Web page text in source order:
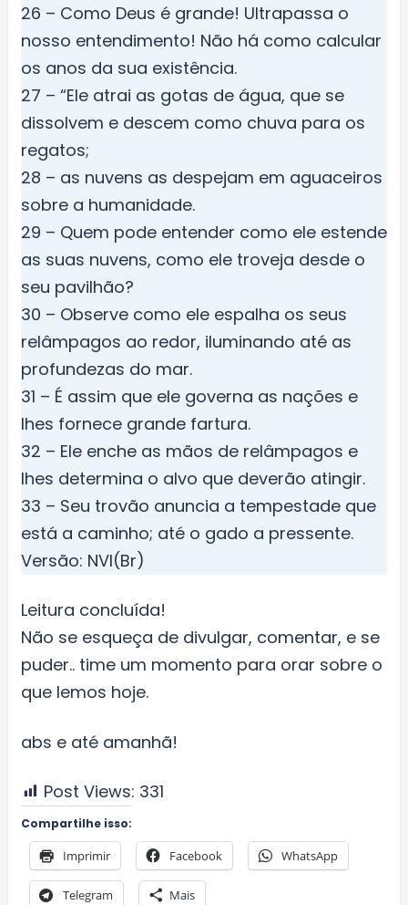
26 – Como Deus é grande! Ultrapassa o
nosso entendimento! Não há como calcular
os anos da sua existência.
27 – “Ele atrai as gotas de água, que se
dissolvem e descem como chuva para os
regatos;
28 – as nuvens as despejam em aguaceiros
sobre a humanidade.
29 – Quem pode entender como ele estende
as suas nuvens, como ele troveja desde o
seu pavilhão?
30 – Observe como ele espalha os seus
relâmpagos ao redor, iluminando até as
profundezas do mar.
31 – É assim que ele governa as nações e
lhes fornece grande fartura.
32 – Ele enche as mãos de relâmpagos e
lhes determina o alvo que deverão atingir.
33 – Seu trovão anuncia a tempestade que
está a caminho; até o gado a pressente.
Versão: NVI(Br)
Leitura concluída!
Não se esqueça de divulgar, comentar, e se
puder.. time um momento para orar sobre o
que lemos hoje.
abs e até amanhã!
Post Views: 331
Compartilhe isso:
Imprimir Facebook WhatsApp
Telegram Mais